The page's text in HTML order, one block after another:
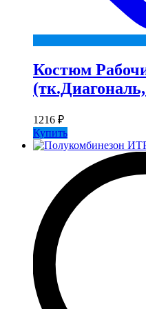
Костюм
1216 ₽
Купить